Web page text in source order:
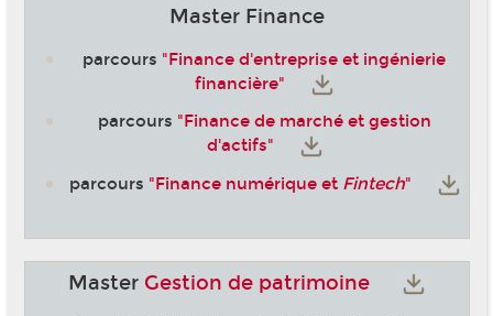
Master Finance
parcours "Finance d'entreprise et ingénierie
financière"
parcours "Finance de marché et gestion
d'actifs"
parcours "Finance numérique et Fintech"
Master Gestion de patrimoine